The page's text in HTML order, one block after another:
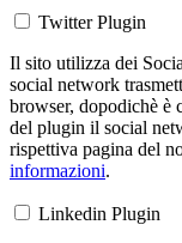
Twitter Plugin
Il sito utilizza dei
social network
browser, dopodichè è
del plugin il social
rispettiva pagina del
informazioni.
Linkedin Plugin